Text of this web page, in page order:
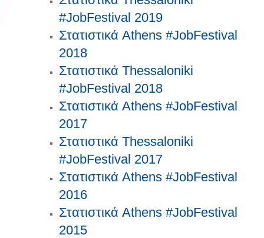
#JobFestival 2019
Στατιστικά Athens #JobFestival
2018
Στατιστικά Thessaloniki
#JobFestival 2018
Στατιστικά Athens #JobFestival
2017
Στατιστικά Thessaloniki
#JobFestival 2017
Στατιστικά Athens #JobFestival
2016
Στατιστικά Athens #JobFestival
2015